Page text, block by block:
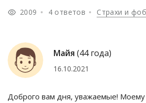
2009 4 ответов Страхи и
Майя (44 года)
16.10.2021
Доброго вам дня, уважаемые! Моему